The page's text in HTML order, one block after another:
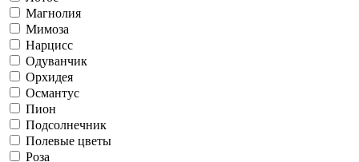
Магнолия
Мимоза
Нарцисс
Одуванчик
Орхидея
Османтус
Пион
Подсолнечник
Полевые цветы
Роза